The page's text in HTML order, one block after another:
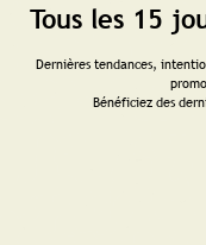
Tous les 15
Dernières tendances,
Bénéficiez des